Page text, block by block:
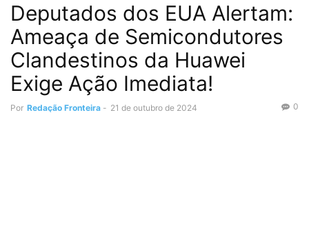
Deputados dos EUA Alertam:
Ameaça de Semicondutores
Clandestinos da Huawei
Exige Ação Imediata!
Por Redação Fronteira - 21 de outubro de 2024 0